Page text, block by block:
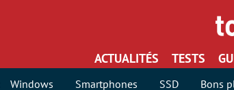
ACTUALITÉS TESTS
Windows Smartphones SSD Bons